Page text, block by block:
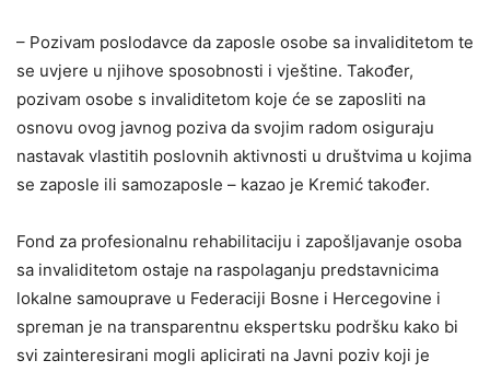
– Pozivam poslodavce da zaposle osobe sa invaliditetom te
se uvjere u njihove sposobnosti i vještine. Također,
pozivam osobe s invaliditetom koje će se zaposliti na
osnovu ovog javnog poziva da svojim radom osiguraju
nastavak vlastitih poslovnih aktivnosti u društvima u kojima
se zaposle ili samozaposle – kazao je Kremić također.
Fond za profesionalnu rehabilitaciju i zapošljavanje osoba
sa invaliditetom ostaje na raspolaganju predstavnicima
lokalne samouprave u Federaciji Bosne i Hercegovine i
spreman je na transparentnu ekspertsku podršku kako bi
svi zainteresirani mogli aplicirati na Javni poziv koji je